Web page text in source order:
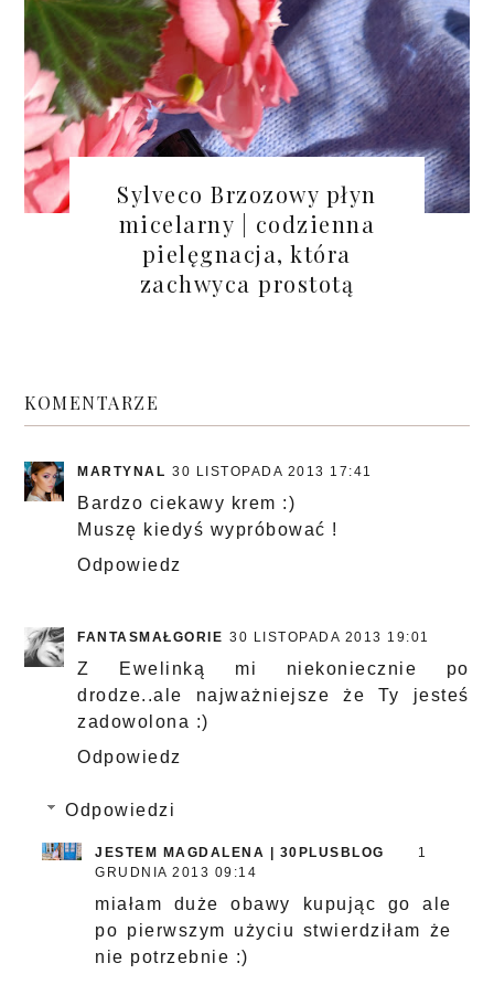
Sylveco Brzozowy płyn
micelarny | codzienna
pielęgnacja, która
zachwyca prostotą
KOMENTARZE
MARTYNAL 30 LISTOPADA 2013 17:41
Bardzo ciekawy krem :)
Muszę kiedyś wypróbować !
Odpowiedz
FANTASMAŁGORIE 30 LISTOPADA 2013 19:01
Z Ewelinką mi niekoniecznie po
drodze..ale najważniejsze że Ty jesteś
zadowolona :)
Odpowiedz
Odpowiedzi
JESTEM MAGDALENA | 30PLUSBLOG
1
GRUDNIA 2013 09:14
miałam duże obawy kupując go ale
po pierwszym użyciu stwierdziłam że
nie potrzebnie :)